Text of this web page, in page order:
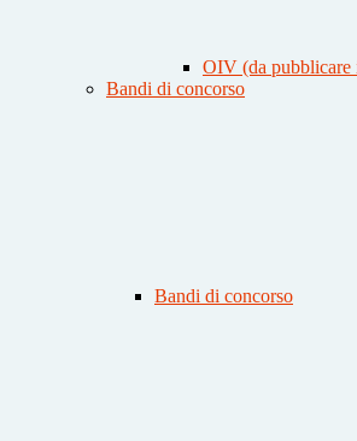
OIV (da pubblicare
Bandi di concorso
Bandi di concorso